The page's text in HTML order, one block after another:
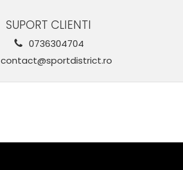
SUPORT CLIENTI
0736304704
contact@sportdistrict.ro